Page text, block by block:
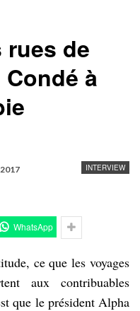
rues de
à
INTERVIEW
WhatsApp
ce que les voyages
aux contribuables
que le président Alpha